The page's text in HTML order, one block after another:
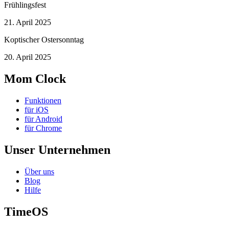
Frühlingsfest
21. April 2025
Koptischer Ostersonntag
20. April 2025
Mom Clock
Funktionen
für iOS
für Android
für Chrome
Unser Unternehmen
Über uns
Blog
Hilfe
TimeOS